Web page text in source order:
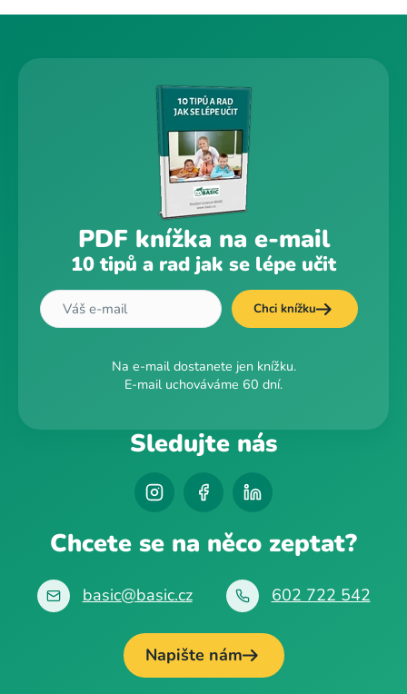
PDF knížka na e-mail
10 tipů a rad jak se lépe učit
Chci knížku
Na e-mail dostanete jen knížku.
E-mail uchováváme 60 dní.
Sledujte nás
Chcete se na něco zeptat?
basic@basic.cz 602 722 542
Napište nám